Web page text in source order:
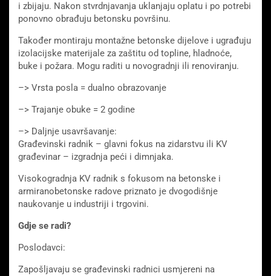
i zbijaju. Nakon stvrdnjavanja uklanjaju oplatu i po potrebi
ponovno obrađuju betonsku površinu.
Također montiraju montažne betonske dijelove i ugrađuju
izolacijske materijale za zaštitu od topline, hladnoće,
buke i požara. Mogu raditi u novogradnji ili renoviranju.
–> Vrsta posla = dualno obrazovanje
–> Trajanje obuke = 2 godine
–> Daljnje usavršavanje:
Građevinski radnik – glavni fokus na zidarstvu ili KV
građevinar – izgradnja peći i dimnjaka.
Visokogradnja KV radnik s fokusom na betonske i
armiranobetonske radove priznato je dvogodišnje
naukovanje u industriji i trgovini.
Gdje se radi?
Poslodavci:
Zapošljavaju se građevinski radnici usmjereni na